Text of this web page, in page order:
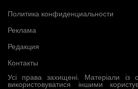
Усі права захищені. Матеріали із
використовуватися іншими
Политика конфиденциальности
Реклама
Редакция
Контакты